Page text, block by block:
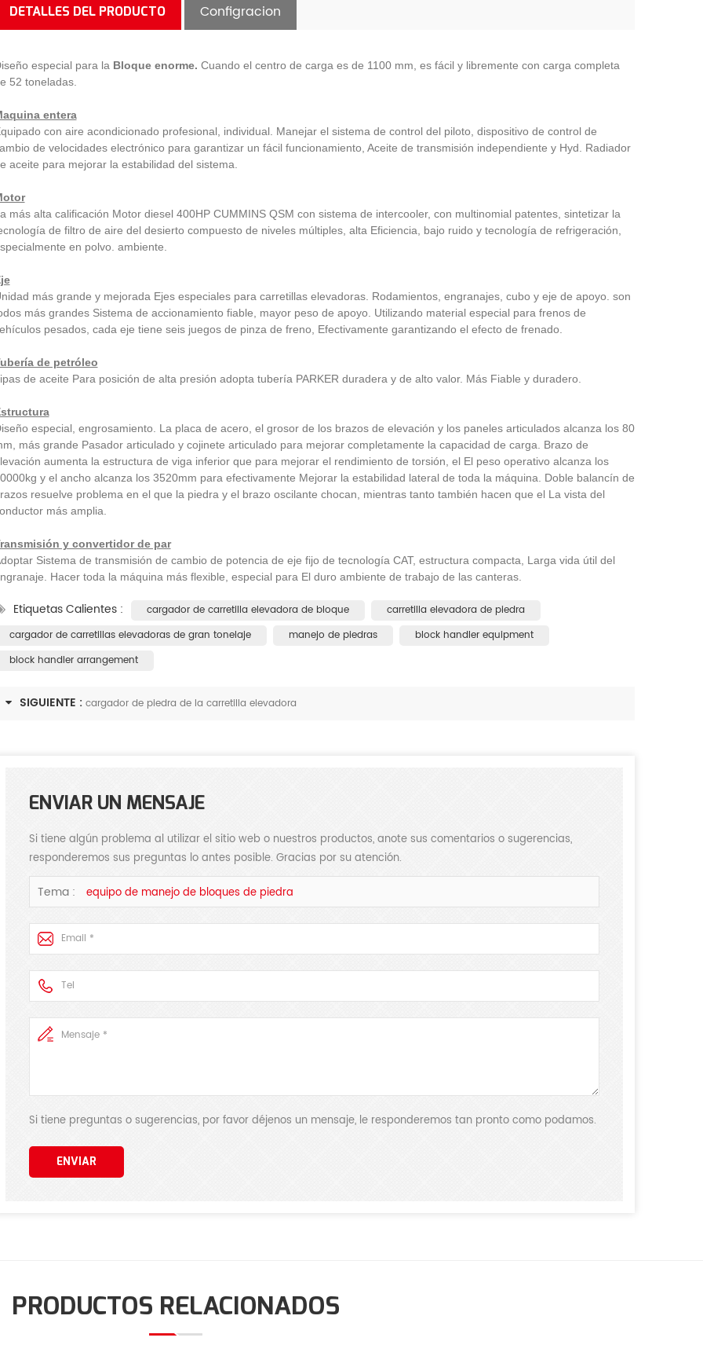
The selection of forklift loader plays an important role in the construction of green mines
2025-08-26
Thes selection of
loader determines the efficiency
safety of mining operation.
to the national standard for
loader, forklift loader is defined ...
How to Choose Forklift Loaders Correctly
2025-06-20
The forklift-loader has four basic
These basic functions determine the
meet the following condit...
2026-05-22
From the launch of the first
large-tonnage forklift (XJ998-52E) in
DETALLES DEL PRODUCTO Configracion
especial para la Bloque enorme. Cuando el centro de carga es de 1100 mm, es fácil y libremente con carga completa
52 toneladas.
entera
con aire acondicionado profesional, individual. Manejar el sistema de control del piloto, dispositivo de control de
de velocidades electrónico para garantizar un fácil funcionamiento, Aceite de transmisión independiente y Hyd. Radiador
aceite para mejorar la estabilidad del sistema.
más alta calificación Motor diesel 400HP CUMMINS QSM con sistema de intercooler, con multinomial patentes, sintetizar la
de filtro de aire del desierto compuesto de niveles múltiples, alta Eficiencia, bajo ruido y tecnología de refrigeración,
en polvo. ambiente.
más grande y mejorada Ejes especiales para carretillas elevadoras. Rodamientos, engranajes, cubo y eje de apoyo. son
más grandes Sistema de accionamiento fiable, mayor peso de apoyo. Utilizando material especial para frenos de
pesados, cada eje tiene seis juegos de pinza de freno, Efectivamente garantizando el efecto de frenado.
de petróleo
de aceite Para posición de alta presión adopta tubería PARKER duradera y de alto valor. Más Fiable y duradero.
especial, engrosamiento. La placa de acero, el grosor de los brazos de elevación y los paneles articulados alcanza los 80
más grande Pasador articulado y cojinete articulado para mejorar completamente la capacidad de carga. Brazo de
aumenta la estructura de viga inferior que para mejorar el rendimiento de torsión, el El peso operativo alcanza los
y el ancho alcanza los 3520mm para efectivamente Mejorar la estabilidad lateral de toda la máquina. Doble balancín de
resuelve problema en el que la piedra y el brazo oscilante chocan, mientras tanto también hacen que el La vista del
más amplia.
y convertidor de par
Sistema de transmisión de cambio de potencia de eje fijo de tecnología CAT, estructura compacta, Larga vida útil del
Hacer toda la máquina más flexible, especial para El duro ambiente de trabajo de las canteras.
Etiquetas Calientes : cargador de carretilla elevadora de bloque
carretilla elevadora de piedra
cargador de carretillas elevadoras de gran tonelaje
manejo de piedras
block handler equipment
block handler arrangement
SIGUIENTE : cargador de piedra de la carretilla elevadora
ENVIAR UN MENSAJE
Si tiene algún problema al utilizar el sitio web o nuestros productos, anote sus comentarios o sugerencias,
responderemos sus preguntas lo antes posible. Gracias por su atención.
Tema : equipo de manejo de bloques de piedra
Si tiene preguntas o sugerencias, por favor déjenos un mensaje, le responderemos tan pronto como podamos.
ENVIAR
PRODUCTOS RELACIONADOS